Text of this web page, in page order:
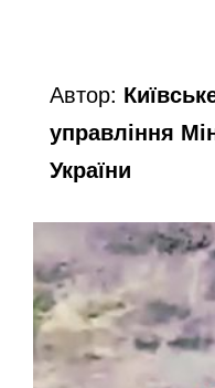
Автор:
управління
України